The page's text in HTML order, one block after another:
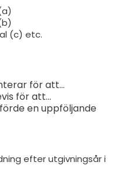
(c) etc.
för att...
för att...
en uppföljande
efter utgivningsår i